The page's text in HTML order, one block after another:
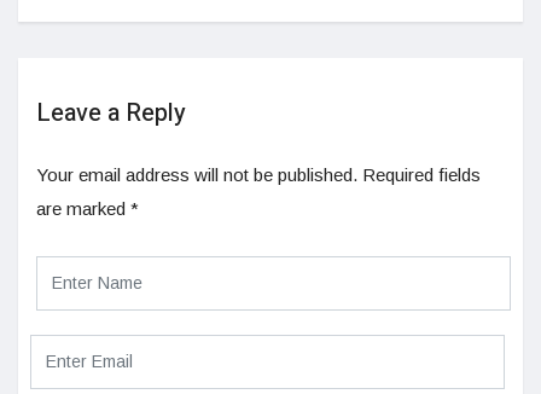
Leave a Reply
Your email address will not be published. Required fields
are marked *